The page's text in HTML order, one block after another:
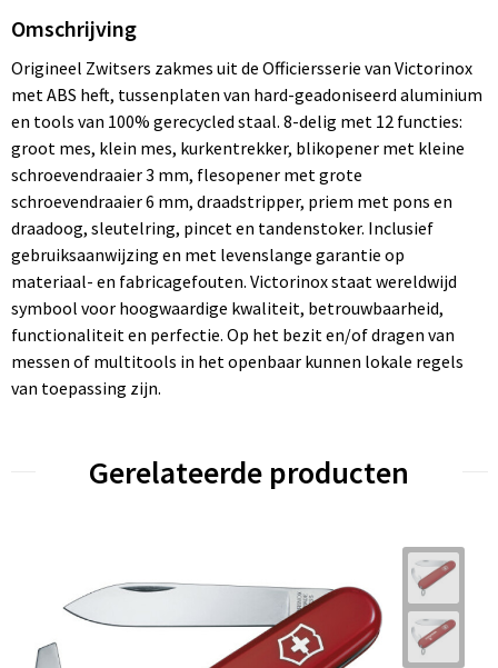
Omschrijving
Origineel Zwitsers zakmes uit de Officiersserie van Victorinox
met ABS heft, tussenplaten van hard-geadoniseerd aluminium
en tools van 100% gerecycled staal. 8-delig met 12 functies:
groot mes, klein mes, kurkentrekker, blikopener met kleine
schroevendraaier 3 mm, flesopener met grote
schroevendraaier 6 mm, draadstripper, priem met pons en
draadoog, sleutelring, pincet en tandenstoker. Inclusief
gebruiksaanwijzing en met levenslange garantie op
materiaal- en fabricagefouten. Victorinox staat wereldwijd
symbool voor hoogwaardige kwaliteit, betrouwbaarheid,
functionaliteit en perfectie. Op het bezit en/of dragen van
messen of multitools in het openbaar kunnen lokale regels
van toepassing zijn.
Gerelateerde producten